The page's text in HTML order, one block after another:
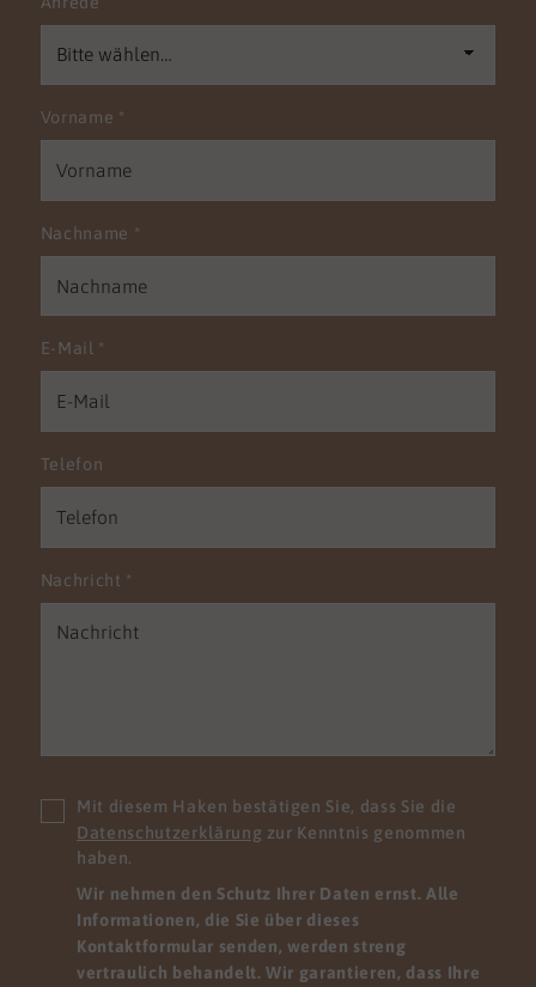
Vorname *
Nachname *
E-Mail *
Telefon
Nachricht *
Mit diesem Haken bestätigen Sie, dass Sie die
Datenschutzerklärung zur Kenntnis genommen
haben.
Wir nehmen den Schutz Ihrer Daten ernst. Alle
Informationen, die Sie über dieses
Kontaktformular senden, werden streng
vertraulich behandelt. Wir garantieren, dass Ihre